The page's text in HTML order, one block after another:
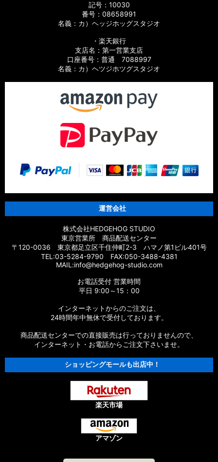
【シマノ】21グラップラー［GRAPPLER］純正パーツリスト
【シマノ】15アルデバラン BFS XG LIMITED［ALDEBARAN］
【シマノ】15アルデバラン［ALDEBARAN］純正パーツリスト
【シマノ】09アルデバラン Mg/Mg7［ALDEBARAN］純正パ
【シマノ】21スコーピオン MD［Scorpion］純正パーツリスト
【シマノ】17スコーピオン DC［Scorpion］純正パーツリスト
【シマノ】17スコーピオン BFS/BFS XG［Scorpion］純正パー
【シマノ】14スコーピオン［Scorpion］純正パーツリスト
【シマノ】16スコーピオン 70［Scorpion］純正パーツリスト
【シマノ】11スコーピオン DC［Scorpion］純正パーツリスト
【シマノ】10スコーピオン XT 1000［Scorpion］純正パーツ
リスト
【シマノ】04スコーピオン Mg 1000［Scorpion］純正パーツ
【シマノ】00スコーピオン 1000［Scorpion］純正パーツリス
【シマノ】11-13オシアカルカッタ［OCEA CALCUTTA］純正
記号：10030
番号：08658991
名義：カ）ヘッジホッグスタジオ
・楽天銀行
支店名：第一営業支店
口座番号：普通 7088997
名義：カ）ヘツジホツグスタジオ
運営会社
株式会社HEDGEHOG STUDIO
東京営業所 商品配送センター
〒120-0036 東京都足立区千住仲町2-3 ハマノ第1ビル401号
TEL:03-5284-9790 FAX:050-3488-4381
MAIL:info@hedgehog-studio.com
お電話受付 営業時間
平日 9:00～15：00
インターネットからのご注文は、
24時間年中無休で受付しております。
商品配送センターでの直接販売は行っておりませんので、
インターネット・お電話からご注文下さいませ。
ショッピングモールも出店中！
楽天市場
アマゾン